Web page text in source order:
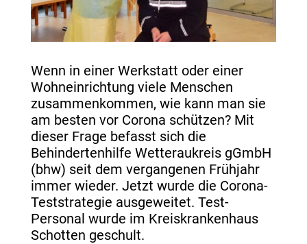
Wenn in einer Werkstatt oder einer
Wohneinrichtung viele Menschen
zusammenkommen, wie kann man sie
am besten vor Corona schützen? Mit
dieser Frage befasst sich die
Behindertenhilfe Wetteraukreis gGmbH
(bhw) seit dem vergangenen Frühjahr
immer wieder. Jetzt wurde die Corona-
Teststrategie ausgeweitet. Test-
Personal wurde im Kreiskrankenhaus
Schotten geschult.